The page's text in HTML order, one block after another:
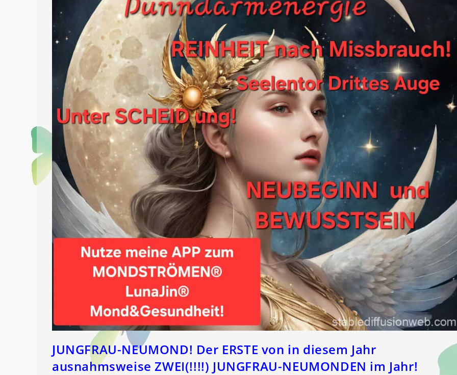
JUNGFRAU-NEUMOND! Der ERSTE von in diesem Jahr
ausnahmsweise ZWEI(!!!!) JUNGFRAU-NEUMONDEN im Jahr!